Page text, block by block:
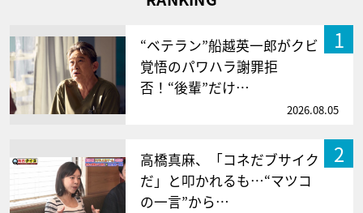
1
“ベテラン”船越英一郎がクビ
覚悟のパワハラ謝罪拒
否！“後輩”だけ…
2026.08.05
2
高橋真麻、「コネだブサイク
だ」と叩かれるも…“マツコ
の一言”から…